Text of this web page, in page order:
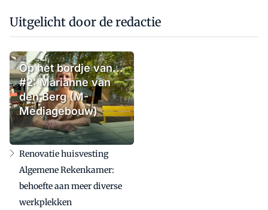
Uitgelicht door de redactie
Op het bordje van...
#2: Marianne van
den Berg (M-
Mediagebouw)
Renovatie huisvesting
Algemene Rekenkamer:
behoefte aan meer diverse
werkplekken